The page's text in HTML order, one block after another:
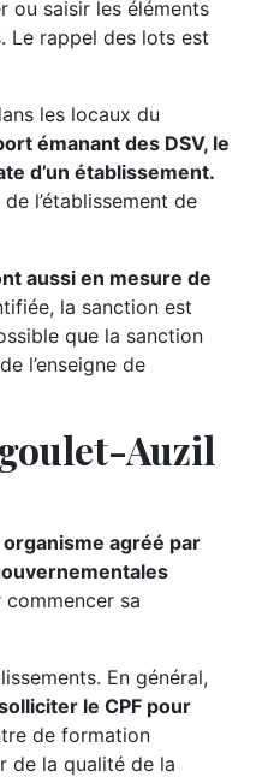
ou saisir les éléments
Le rappel des lots est
les locaux du
émanant des DSV, le
d’un établissement.
l’établissement de
aussi en mesure de
la sanction est
que la sanction
l’enseigne de
Auzil
organisme agréé par
sa
En général,
le CPF pour
de formation
de la qualité de la